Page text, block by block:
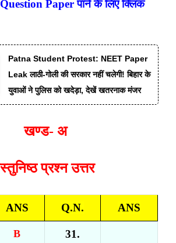
Paper पाने के लिए क्लिक
Patna Student Protest: NEET Paper
Leak लाठी-गोली की सरकार नहीं चलेगी! बिहार के
युवाओं ने पुलिस को खदेड़ा, देखें खतरनाक मंजर
खण्ड- अ
प्रश्न उत्तर
ANS Q.N. ANS
B 31.